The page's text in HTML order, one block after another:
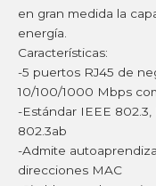
en gran medida la
energía.
Características:
-5 puertos RJ45 de
10/100/1000 Mbps
-Estándar IEEE
802.3ab
-Admite
direcciones MAC